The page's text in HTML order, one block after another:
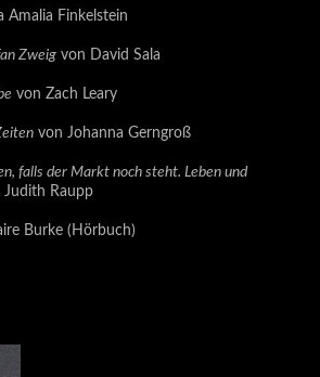
Amalia Finkelstein
Zweig von David Sala
von Zach Leary
von Johanna Gerngroß
falls der Markt noch steht. Leben und
Judith Raupp
Burke (Hörbuch)